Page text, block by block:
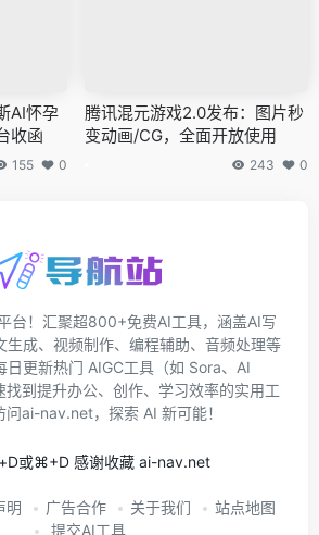
AI怀孕
收函
155 0
腾讯混元游戏2.0发布：图片秒
变动画/CG，全面开放使用
243 0
台！汇聚超800+免费AI工具，涵盖AI写
生成、视频制作、编程辅助、音频处理等
日更新热门 AIGC工具（如 Sora、AI
到提升办公、创作、学习效率的实用工
问ai-nav.net，探索 AI 新可能！
或⌘+D 感谢收藏 ai-nav.net
明 广告合作 关于我们
站点地图
提交AI工具